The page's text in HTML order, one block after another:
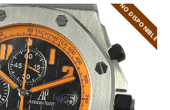
NO DISPONIBLE